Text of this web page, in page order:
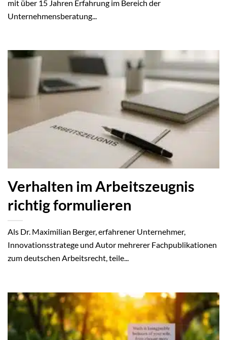
mit über 15 Jahren Erfahrung im Bereich der
Unternehmensberatung...
Verhalten im Arbeitszeugnis
richtig formulieren
Als Dr. Maximilian Berger, erfahrener Unternehmer,
Innovationsstratege und Autor mehrerer Fachpublikationen
zum deutschen Arbeitsrecht, teile...